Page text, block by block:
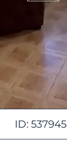
ID: 537945